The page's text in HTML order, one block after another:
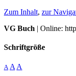
Zum Inhalt, zur
VG Buch | Online:
Schriftgröße
A A A